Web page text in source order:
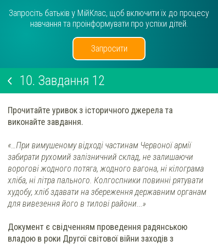
Запросіть батьків у МійКлас, щоб включити їх до процесу
навчання та проінформувати про успіхи дітей.
Запросити
10. Завдання 12
Прочитайте уривок з історичного джерела та
виконайте завдання.
«…При вимушеному відході частинам Червоної армії
забирати рухомий залізничний склад, не залишаючи
ворогові жодного потяга, жодного вагона, ні кілограма
хліба, ні літра пального. Колгоспники повинні рятувати
худобу, хліб здавати на збереження державним органам
для вивезення його в тилові райони...»
Документ є свідченням проведення радянською
владою в роки Другої світової війни заходів з